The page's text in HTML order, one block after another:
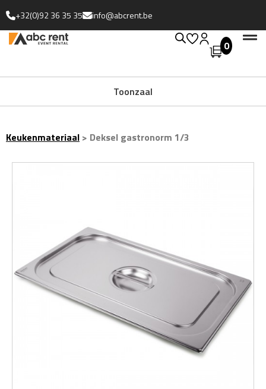
+32(0)92 36 35 35 info@abcrent.be
0
Toonzaal
Uitgebreide collectie
Keukenmateriaal > Deksel gastronorm 1/3